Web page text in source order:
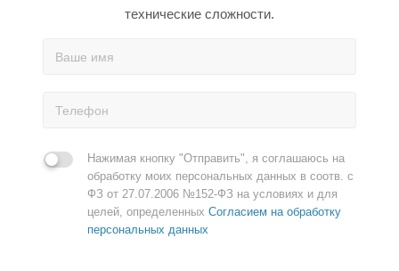
технические сложности.
Нажимая кнопку "Отправить", я соглашаюсь на
обработку моих персональных данных в соотв. с
ФЗ от 27.07.2006 №152-ФЗ на условиях и для
целей, определенных Согласием на обработку
персональных данных